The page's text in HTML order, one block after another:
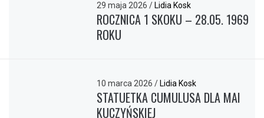
29 maja 2026/ Lidia Kosk
ROCZNICA 1 SKOKU – 28.05. 1969
ROKU
10 marca 2026/ Lidia Kosk
STATUETKA CUMULUSA DLA MAI
KUCZYŃSKIEJ